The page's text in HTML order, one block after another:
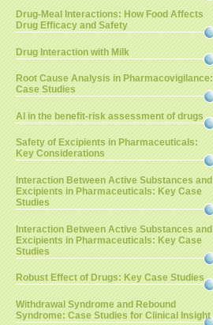
Drug-Meal Interactions: How Food Affects
Drug Efficacy and Safety
Drug Interaction with Milk
Root Cause Analysis in Pharmacovigilance:
Case Studies
AI in the benefit-risk assessment of drugs
Safety of Excipients in Pharmaceuticals:
Key Considerations
Interaction Between Active Substances and
Excipients in Pharmaceuticals: Key Case
Studies
Interaction Between Active Substances and
Excipients in Pharmaceuticals: Key Case
Studies
Robust Effect of Drugs: Key Case Studies
Withdrawal Syndrome and Rebound
Syndrome: Case Studies for Clinical Insight